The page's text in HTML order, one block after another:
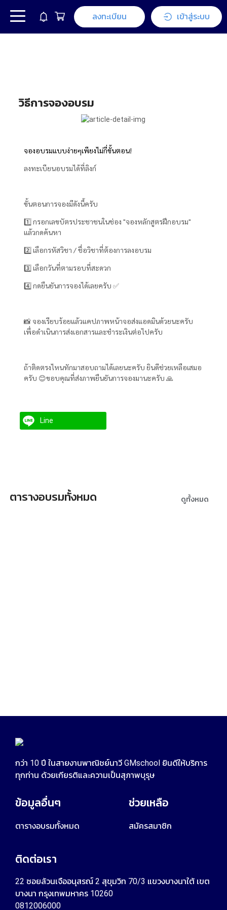
ลงทะเบียน เข้าสู่ระบบ
วิธีการจองอบรม
จองอบรมแบบง่ายๆเพียงไม่กี่ขั้นตอน!
ลงทะเบียนอบรมได้ที่ลิงก์
ขั้นตอนการจองมีดังนี้ครับ
1️⃣ กรอกเลขบัตรประชาชนในช่อง "จองหลักสูตรฝึกอบรม"
แล้วกดค้นหา
2️⃣ เลือกรหัสวิชา / ชื่อวิชาที่ต้องการลงอบรม
3️⃣ เลือกวันที่ตามรอบที่สะดวก
4️⃣ กดยืนยันการจองได้เลยครับ ✅
📸 จองเรียบร้อยแล้วแคปภาพหน้าจอส่งแอดมินด้วยนะครับ
เพื่อดำเนินการส่งเอกสารและชำระเงินต่อไปครับ
ถ้าติดตรงไหนทักมาสอบถามได้เลยนะครับ ยินดีช่วยเหลือเสมอ
ครับ 😊ขอบคุณที่ส่งภาพยืนยันการจองมานะครับ 🙏
Line
ตารางอบรมทั้งหมด ดูทั้งหมด
กว่า 10 ปี ในสายงานพาณิชย์นาวี GMschool ยินดีให้บริการ
ทุกท่าน ด้วยเกียรติและความเป็นสุภาพบุรุษ
ข้อมูลอื่นๆ
ตารางอบรมทั้งหมด
ช่วยเหลือ
สมัครสมาชิก
ติดต่อเรา
22 ซอยล้วนเจืออนุสรณ์ 2 สุขุมวิท 70/3 แขวงบางนาใต้ เขต
บางนา กรุงเทพมหาคร 10260
0812006000